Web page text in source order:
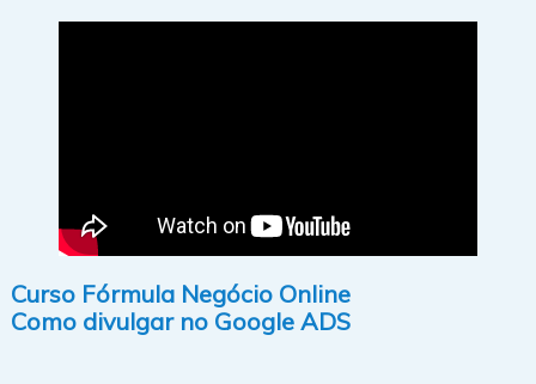
Curso Fórmula Negócio Online
Como divulgar no Google ADS